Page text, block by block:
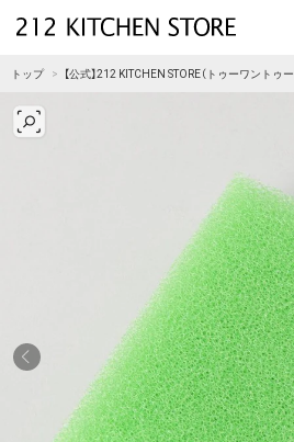
買いもの
212 KITCHEN STORE 公
Facebook Mail
LINE
トップ 【公式】212 KITCHEN STORE（トゥーワント